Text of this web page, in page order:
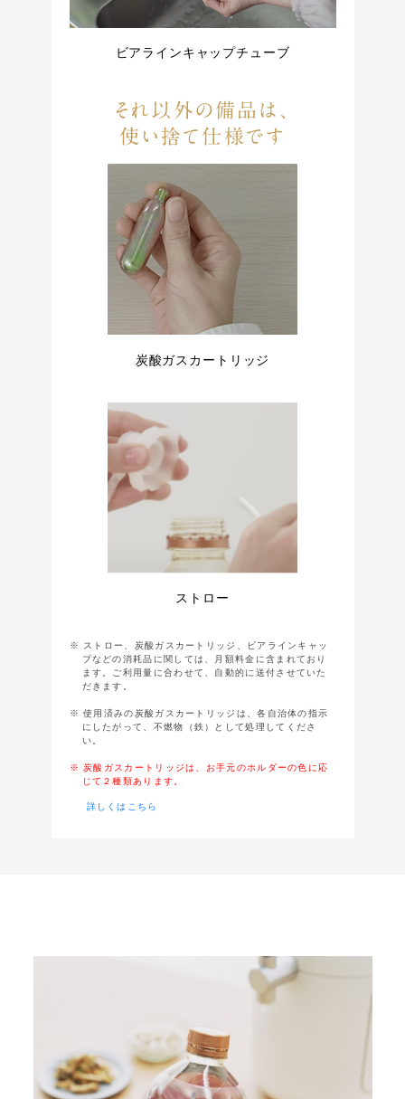
ビアラインキャップチューブ
それ以外の備品は、
使い捨て仕様です
炭酸ガスカートリッジ
ストロー
※ ストロー、炭酸ガスカートリッジ、ビアラインキャッ
プなどの消耗品に関しては、月額料金に含まれており
ます。ご利用量に合わせて、自動的に送付させていた
だきます。
※ 使用済みの炭酸ガスカートリッジは、各自治体の指示
にしたがって、不燃物（鉄）として処理してくださ
い。
※ 炭酸ガスカートリッジは、お手元のホルダーの色に応
じて２種類あります。
詳しくはこちら